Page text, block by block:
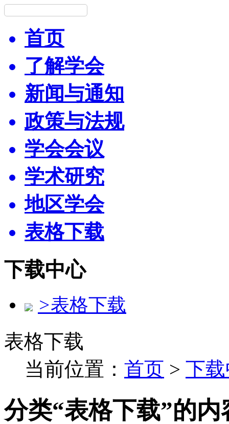
首页
了解学会
新闻与通知
政策与法规
学会会议
学术研究
地区学会
表格下载
下载中心
>表格下载
表格下载
当前位置： 首页 > 下
分类“表格下载”的内